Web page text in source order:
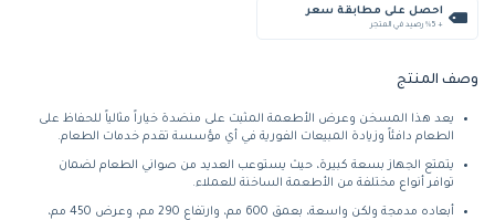
احصل على مطابقة سعر
+ %5 رصيد في المتجر
وصف المنتج
يعد هذا المسخن وعرض الأطعمة المثبت على منضدة خياراً مثالياً للحفاظ على
الطعام دافئاً وزيادة المبيعات الفورية في أي مؤسسة تقدم خدمات الطعام.
يتمتع الجهاز بسعة كبيرة، حيث يستوعب العديد من صواني الطعام لضمان
توافر أنواع مختلفة من الأطعمة الساخنة للعملاء.
أبعاده مدمجة ولكن واسعة، بعمق 600 مم، وارتفاع 290 مم، وعرض 450 مم،